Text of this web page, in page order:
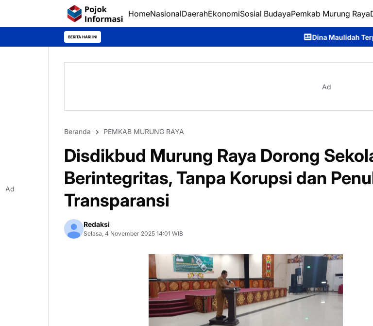
HomeNasionalDaerahEkonomiSosial BudayaPemkab Murung Raya
BERITA HARI INI Dina Maulidah Terpilih Aklamasi Pimpin
Ad
Beranda PEMKAB MURUNG RAYA
Disdikbud Murung Raya Dorong
Berintegritas, Tanpa Korupsi dan
Transparansi
Redaksi
Selasa, 4 November 2025 14:01 WIB
Ad